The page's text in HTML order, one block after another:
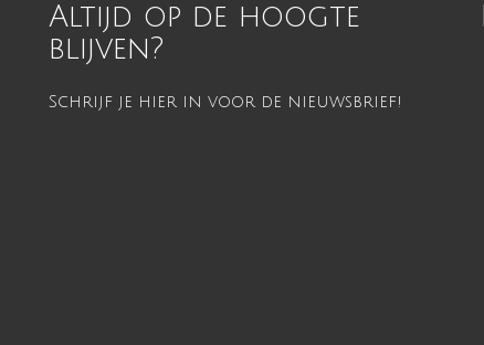
Altijd op de hoogte
blijven?
Schrijf je hier in voor de nieuwsbrief!